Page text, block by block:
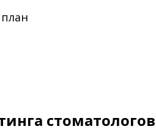
стоматологов